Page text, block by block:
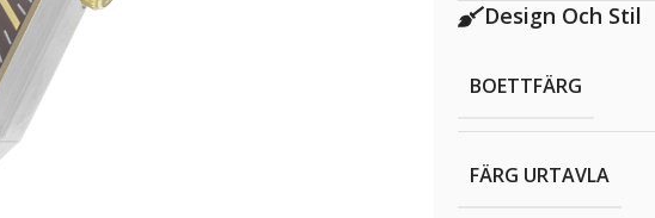
Design Och Stil
BOETTFÄRG
FÄRG URTAVLA